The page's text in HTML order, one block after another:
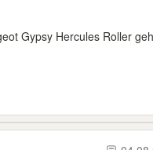
Gypsy Hercules Roller